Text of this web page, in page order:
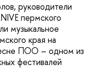
руководители
пермского
музыкальное
края на
ПОО – одном из
фестивалей